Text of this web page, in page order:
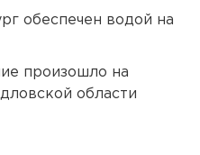
обеспечен водой на
произошло на
области